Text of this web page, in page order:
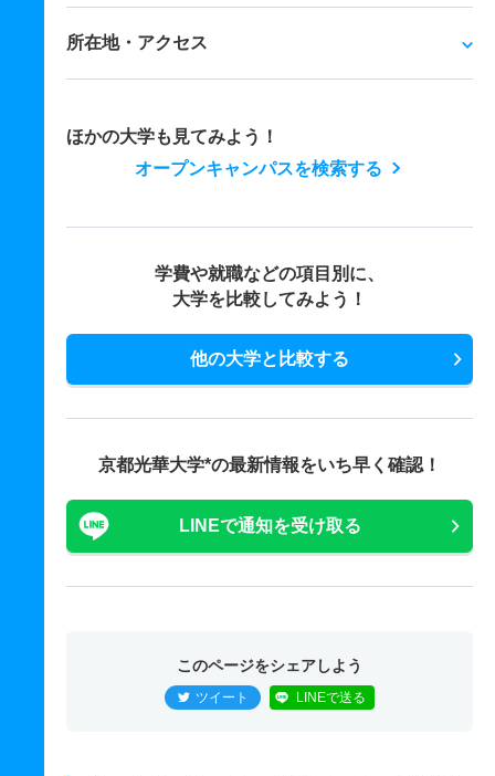
所在地・アクセス
ほかの大学も見てみよう！
オープンキャンパスを検索する
学費や就職などの項目別に、
大学を比較してみよう！
他の大学と比較する
京都光華大学*の最新情報をいち早く確認！
LINEで通知を受け取る
このページをシェアしよう
ツイート LINEで送る